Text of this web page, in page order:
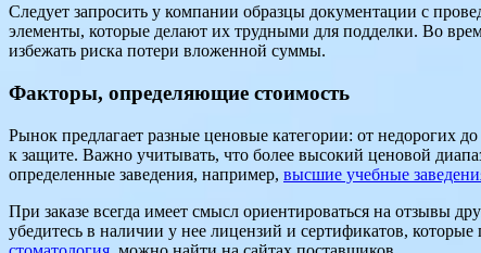
Следует запросить у компании образцы документации с
элементы, которые делают их трудными для подделки. Во
избежать риска потери вложенной суммы.
Факторы, определяющие стоимость
Рынок предлагает разные ценовые категории: от недорогих
к защите. Важно учитывать, что более высокий ценовой
определенные заведения, например, высшие учебные
При заказе всегда имеет смысл ориентироваться на отзывы
убедитесь в наличии у нее лицензий и сертификатов,